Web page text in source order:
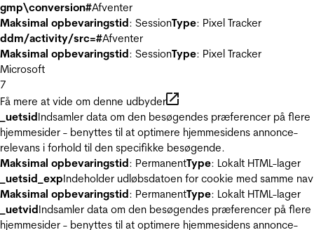
gmp\conversion#Afventer
Maksimal opbevaringstid: SessionType: Pixel Tracker
ddm/activity/src=#Afventer
Maksimal opbevaringstid: SessionType: Pixel Tracker
Microsoft
7
Få mere at vide om denne udbyder
_uetsidIndsamler data om den besøgendes præferencer på flere
hjemmesider - benyttes til at optimere hjemmesidens annonce-
relevans i forhold til den specifikke besøgende.
Maksimal opbevaringstid: PermanentType: Lokalt HTML-lager
_uetsid_expIndeholder udløbsdatoen for cookie med samme
Maksimal opbevaringstid: PermanentType: Lokalt HTML-lager
_uetvidIndsamler data om den besøgendes præferencer på flere
hjemmesider - benyttes til at optimere hjemmesidens annonce-